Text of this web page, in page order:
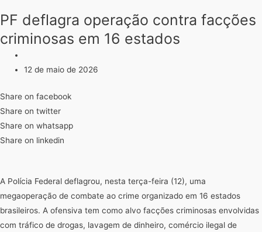
PF deflagra operação contra facções
criminosas em 16 estados
12 de maio de 2026
Share on facebook
Share on twitter
Share on whatsapp
Share on linkedin
A Polícia Federal deflagrou, nesta terça-feira (12), uma
megaoperação de combate ao crime organizado em 16 estados
brasileiros. A ofensiva tem como alvo facções criminosas envolvidas
com tráfico de drogas, lavagem de dinheiro, comércio ilegal de